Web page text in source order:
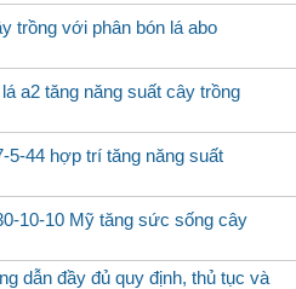
trồng với phân bón lá abo
a2 tăng năng suất cây trồng
5-44 hợp trí tăng năng suất
10-10 Mỹ tăng sức sống cây
dẫn đầy đủ quy định, thủ tục và